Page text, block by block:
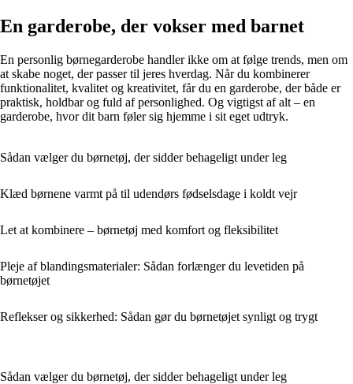
En garderobe, der vokser med barnet
En personlig børnegarderobe handler ikke om at følge trends, men om
at skabe noget, der passer til jeres hverdag. Når du kombinerer
funktionalitet, kvalitet og kreativitet, får du en garderobe, der både er
praktisk, holdbar og fuld af personlighed. Og vigtigst af alt – en
garderobe, hvor dit barn føler sig hjemme i sit eget udtryk.
Sådan vælger du børnetøj, der sidder behageligt under leg
Klæd børnene varmt på til udendørs fødselsdage i koldt vejr
Let at kombinere – børnetøj med komfort og fleksibilitet
Pleje af blandingsmaterialer: Sådan forlænger du levetiden på
børnetøjet
Reflekser og sikkerhed: Sådan gør du børnetøjet synligt og trygt
Sådan vælger du børnetøj, der sidder behageligt under leg